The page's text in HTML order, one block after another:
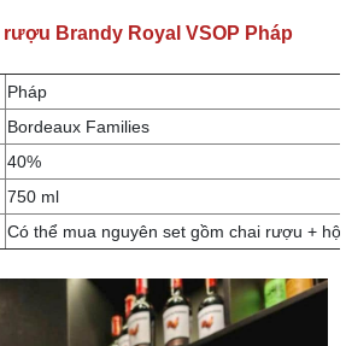
Brandy Royal VSOP Pháp
Pháp
Bordeaux Families
40%
750 ml
Có thể mua nguyên set gồm chai rượu +